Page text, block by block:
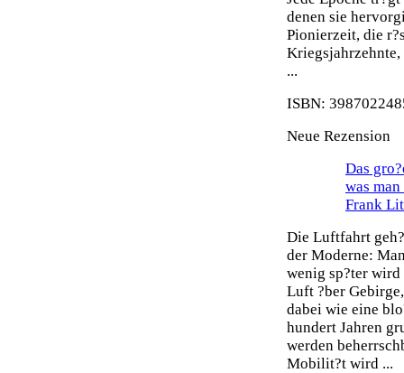
denen sie
Pionierzeit, die
...
ISBN:
Neue Rezension
Das
was
Frank
Die Luftfahrt
der Moderne:
wenig sp?ter wird
Luft ?ber
dabei wie eine
hundert Jahren
werden
Mobilit?t wird ...